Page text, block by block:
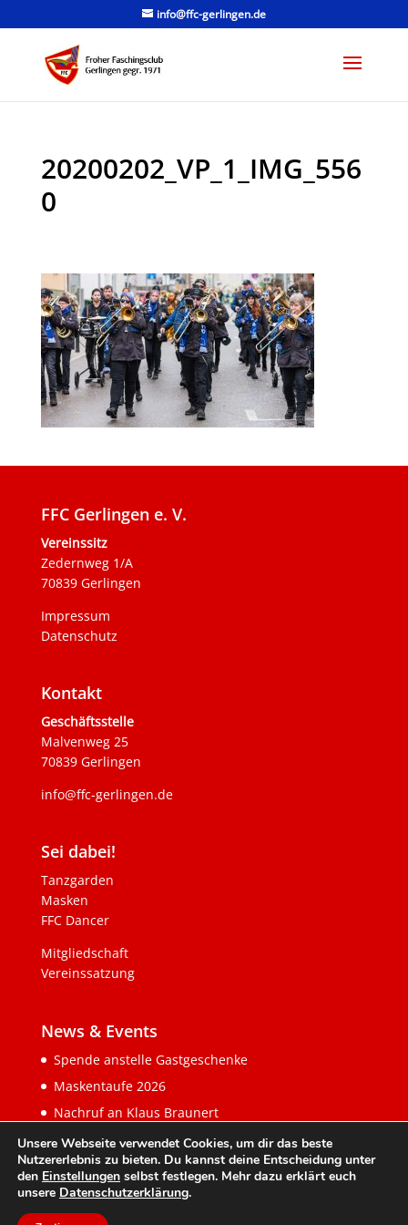
info@ffc-gerlingen.de
20200202_VP_1_IMG_556
0
FFC Gerlingen e. V.
Vereinssitz
Zedernweg 1/A
70839 Gerlingen
Impressum
Datenschutz
Kontakt
Geschäftsstelle
Malvenweg 25
70839 Gerlingen
info@ffc-gerlingen.de
Sei dabei!
Tanzgarden
Masken
FFC Dancer
Mitgliedschaft
Vereinssatzung
News & Events
Spende anstelle Gastgeschenke
Maskentaufe 2026
Nachruf an Klaus Braunert
Unsere Webseite verwendet Cookies, um dir das beste
Nutzererlebnis zu bieten. Du kannst deine Entscheidung unter
den Einstellungen selbst festlegen. Mehr dazu erklärt euch
unsere Datenschutzerklärung.